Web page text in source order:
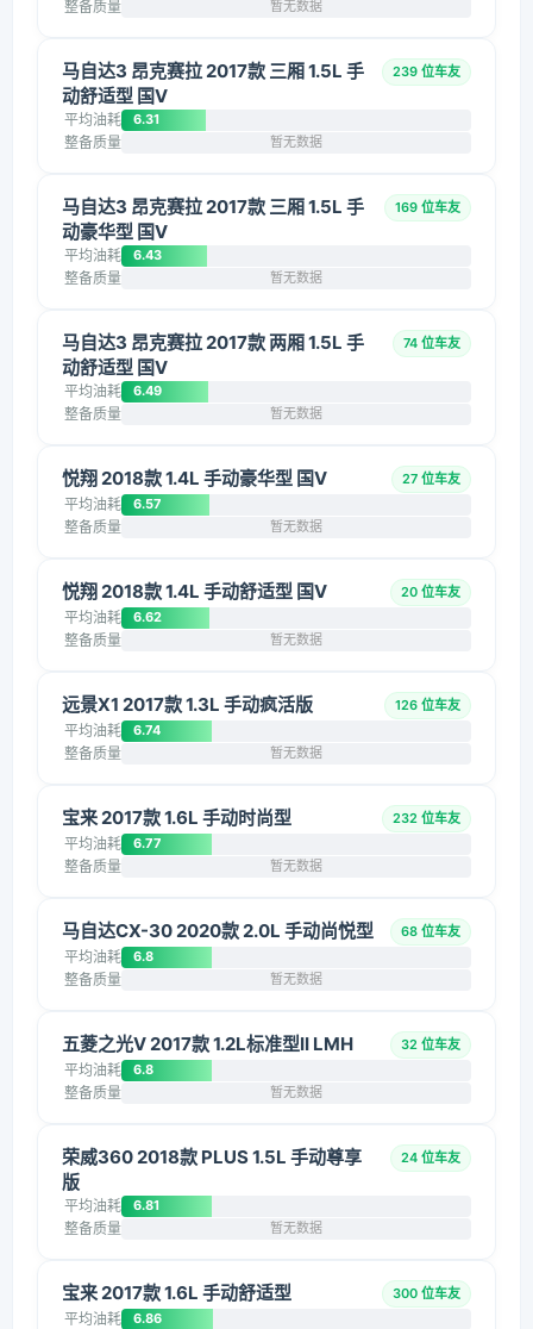
整备质量 暂无数据
马自达3 昂克赛拉 2017款 三厢 1.5L 手
动舒适型 国V
239 位车友
平均油耗 6.31
整备质量 暂无数据
马自达3 昂克赛拉 2017款 三厢 1.5L 手
动豪华型 国V
169 位车友
平均油耗 6.43
整备质量 暂无数据
马自达3 昂克赛拉 2017款 两厢 1.5L 手
动舒适型 国V
74 位车友
平均油耗 6.49
整备质量 暂无数据
悦翔 2018款 1.4L 手动豪华型 国V 27 位车友
平均油耗 6.57
整备质量 暂无数据
悦翔 2018款 1.4L 手动舒适型 国V 20 位车友
平均油耗 6.62
整备质量 暂无数据
远景X1 2017款 1.3L 手动疯活版 126 位车友
平均油耗 6.74
整备质量 暂无数据
宝来 2017款 1.6L 手动时尚型 232 位车友
平均油耗 6.77
整备质量 暂无数据
马自达CX-30 2020款 2.0L 手动尚悦型 68 位车友
平均油耗 6.8
整备质量 暂无数据
五菱之光V 2017款 1.2L标准型II LMH 32 位车友
平均油耗 6.8
整备质量 暂无数据
荣威360 2018款 PLUS 1.5L 手动尊享
版
24 位车友
平均油耗 6.81
整备质量 暂无数据
宝来 2017款 1.6L 手动舒适型 300 位车友
平均油耗 6.86